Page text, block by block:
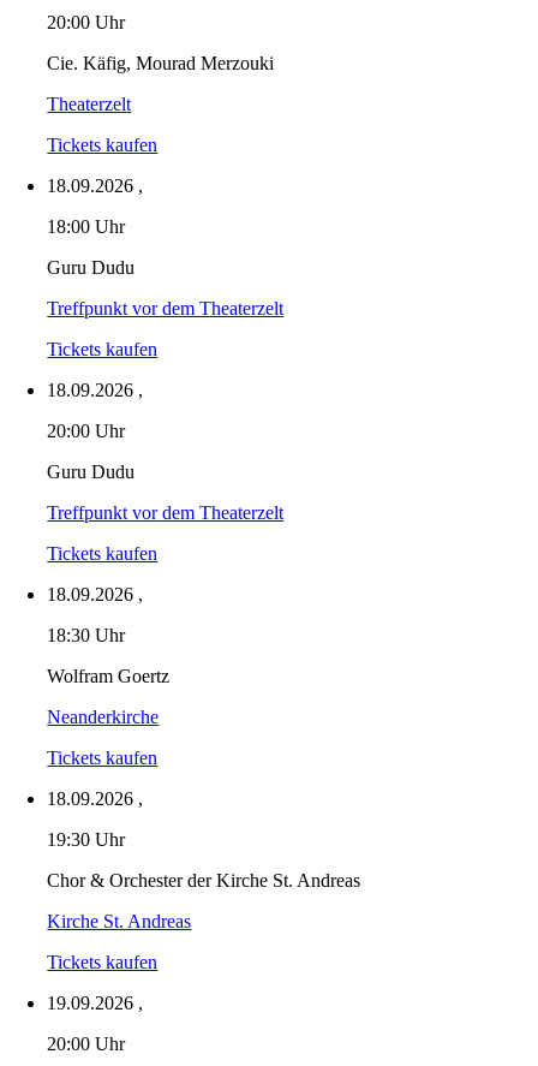
20:00 Uhr
Cie. Käfig, Mourad Merzouki
Theaterzelt
Tickets kaufen
18.09.2026 ,
18:00 Uhr
Guru Dudu
Treffpunkt vor dem Theaterzelt
Tickets kaufen
18.09.2026 ,
20:00 Uhr
Guru Dudu
Treffpunkt vor dem Theaterzelt
Tickets kaufen
18.09.2026 ,
18:30 Uhr
Wolfram Goertz
Neanderkirche
Tickets kaufen
18.09.2026 ,
19:30 Uhr
Chor & Orchester der Kirche St. Andreas
Kirche St. Andreas
Tickets kaufen
19.09.2026 ,
20:00 Uhr